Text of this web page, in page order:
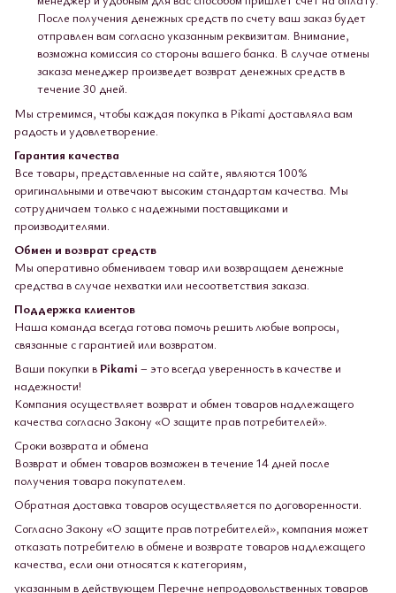
После получения денежных средств по счету ваш заказ будет
отправлен вам согласно указанным реквизитам. Внимание,
возможна комиссия со стороны вашего банка. В случае отмены
заказа менеджер произведет возврат денежных средств в
течение 30 дней.
Мы стремимся, чтобы каждая покупка в Pikami доставляла вам
радость и удовлетворение.
Гарантия качества
Все товары, представленные на сайте, являются 100%
оригинальными и отвечают высоким стандартам качества. Мы
сотрудничаем только с надежными поставщиками и
производителями.
Обмен и возврат средств
Мы оперативно обмениваем товар или возвращаем денежные
средства в случае нехватки или несоответствия заказа.
Поддержка клиентов
Наша команда всегда готова помочь решить любые вопросы,
связанные с гарантией или возвратом.
Ваши покупки в Pikami – это всегда уверенность в качестве и
надежности!
Компания осуществляет возврат и обмен товаров надлежащего
качества согласно Закону «О защите прав потребителей».
Сроки возврата и обмена
Возврат и обмен товаров возможен в течение 14 дней после
получения товара покупателем.
Обратная доставка товаров осуществляется по договоренности.
Согласно Закону «О защите прав потребителей», компания может
отказать потребителю в обмене и возврате товаров надлежащего
качества, если они относятся к категориям,
указанным в действующем Перечне непродовольственных товаров